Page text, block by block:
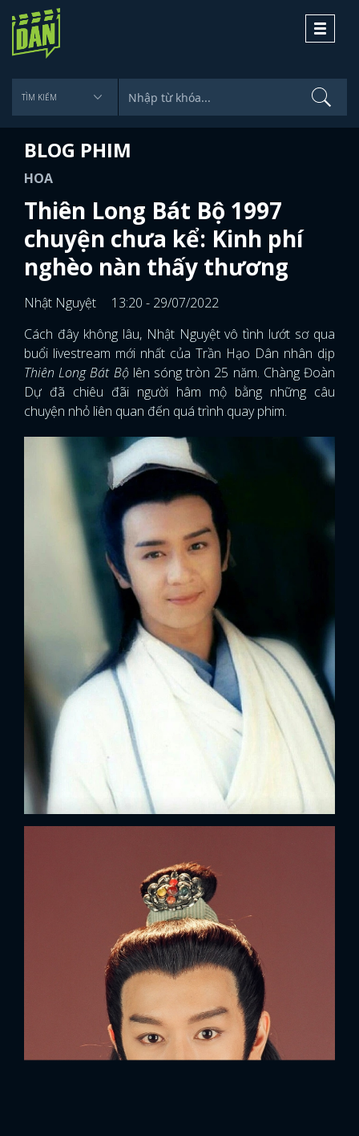
Toggle
BLOG PHIM
HOA
Thiên Long Bát Bộ 1997
chuyện chưa kể: Kinh phí
nghèo nàn thấy thương
Nhật Nguyệt
13:20 - 29/07/2022
Cách đây không lâu, Nhật Nguyệt vô tình lướt sơ qua
buổi livestream mới nhất của Trần Hạo Dân nhân dịp
Thiên Long Bát Bộlên sóng tròn 25 năm. Chàng Đoàn
Dự đã chiêu đãi người hâm mộ bằng những câu
chuyện nhỏ liên quan đến quá trình quay phim.